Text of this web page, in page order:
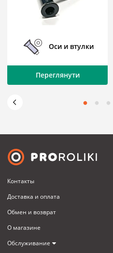
Оси и втулки
Переглянути
Контакты
Доставка и оплата
Обмен и возврат
О магазине
Обслуживание